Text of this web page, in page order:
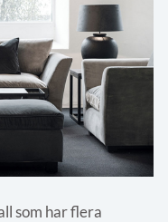
som har flera